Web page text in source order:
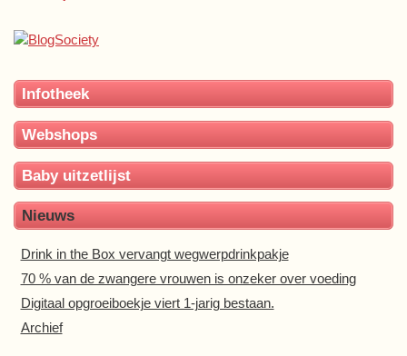
Infotheek
Webshops
Baby uitzetlijst
Nieuws
Drink in the Box vervangt wegwerpdrinkpakje
70 % van de zwangere vrouwen is onzeker over voeding
Digitaal opgroeiboekje viert 1-jarig bestaan.
Archief